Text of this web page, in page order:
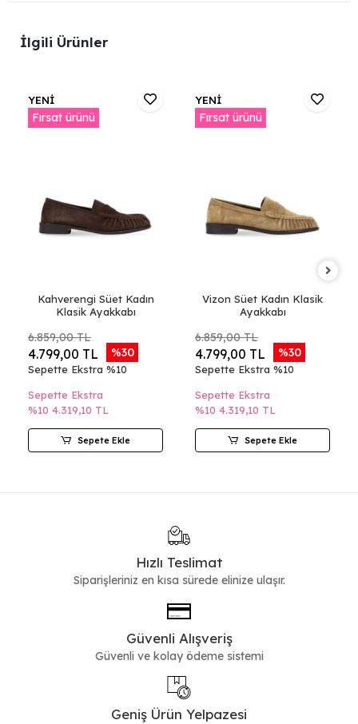
İlgili Ürünler
YENİ
Fırsat ürünü
Kahverengi Süet Kadın
Klasik Ayakkabı
6.859,00 TL
4.799,00 TL %30
Sepette Ekstra %10
Sepette Ekstra
%10 4.319,10 TL
Sepete Ekle
YENİ
Fırsat ürünü
Vizon Süet Kadın Klasik
Ayakkabı
6.859,00 TL
4.799,00 TL %30
Sepette Ekstra %10
Sepette Ekstra
%10 4.319,10 TL
Sepete Ekle
Hızlı Teslimat
Siparişleriniz en kısa sürede elinize ulaşır.
Güvenli Alışveriş
Güvenli ve kolay ödeme sistemi
Geniş Ürün Yelpazesi